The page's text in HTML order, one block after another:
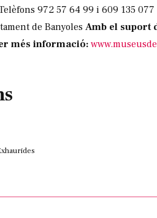
972 57 64 99 i 609 135
de BanyolesAmb el suport
més informació: